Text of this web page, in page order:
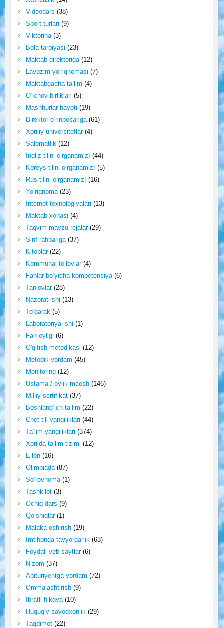
Videodars (38)
Sport turlari (9)
Viktorina(3)
Bola tarbiyasi (23)
Maktab direktoriga(12)
Lavozim yo'riqnomasi (7)
Maktabgacha ta’lim (4)
O‘lchov birliklari (5)
Mashhurlar hayoti (19)
Direktor o‘rinbosariga(61)
Xorijiy universitetlar(4)
Salomatlik(12)
Ingliz tilini o‘rganamiz! (44)
Koreys tilini o‘rganamiz! (5)
Rus tilini o‘rganamiz! (16)
Yo‘riqnoma(23)
Internet texnologiyalari (13)
Maktab xonasi (4)
Taqvim-mavzu rejalar(29)
Sinf rahbariga(37)
Kitoblar(22)
Kommunal to‘lovlar(4)
Fanlar bo‘yicha kompetensiya(6)
Tanlovlar(28)
Nazorat ishi (13)
To‘garak(5)
Laboratoriya ishi (1)
Fan oyligi (6)
O'qitish metodikasi (12)
Metodik yordam (45)
Monitoring(12)
Ustama / oylik maosh(146)
Milliy sertifikat(37)
Boshlang‘ich ta’lim (22)
Chet tili yangiliklari (44)
Ta’lim yangiliklari (374)
Xorijda ta’lim tizimi (12)
E’lon(16)
Olimpiada(87)
So‘rovnoma(1)
Tashkilot(3)
Ochiq dars (9)
Qo‘shiqlar(1)
Malaka oshirish(19)
Imtihonga tayyorgarlik(63)
Foydali veb saytlar(6)
Nizom (37)
Abituriyentga yordam (72)
Ommalashtirish(9)
Ibratli hikoya(10)
Huquqiy savodxonlik(29)
Taqdimot(22)